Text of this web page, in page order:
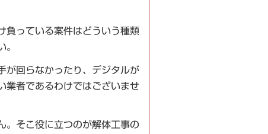
負っている案件はどういう種類
。
が回らなかったり、デジタルが
業者であるわけではございませ
。そこ役に立つのが解体工事の